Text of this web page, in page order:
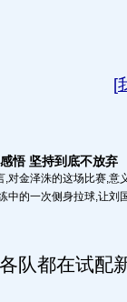
[
悟 坚持到底不放弃
,对金泽洙的这场比赛,意
中的一次侧身拉球,让刘
队都在试配